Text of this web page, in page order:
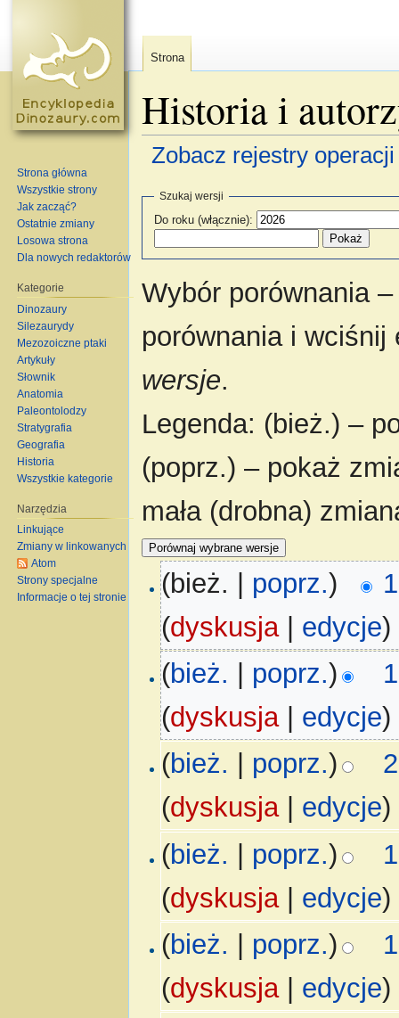
Historia i
Zobacz rejestry
Szukaj wersji
Do roku (włącznie):
Wybór porównania
porównania i
wersje.
Legenda: (bież.) –
(poprz.) – pokaż
mała (drobna)
(bież. | poprz.)
(dyskusja| edycje)
(bież. poprz.)
(dyskusja| edycje)
(bież. poprz.)
(dyskusja| edycje)
(bież. | poprz.)
(dyskusja| edycje)
(bież. poprz.)
(dyskusja| edycje)
Strona
Strona główna
Wszystkie strony
Jak zacząć?
Ostatnie zmiany
Losowa strona
Dla nowych redaktorów
Kategorie
Dinozaury
Silezaurydy
Mezozoiczne ptaki
Artykuły
Słownik
Anatomia
Paleontolodzy
Stratygrafia
Geografia
Historia
Wszystkie kategorie
Narzędzia
Linkujące
Zmiany w linkowanych
Atom
Strony specjalne
Informacje o tej stronie